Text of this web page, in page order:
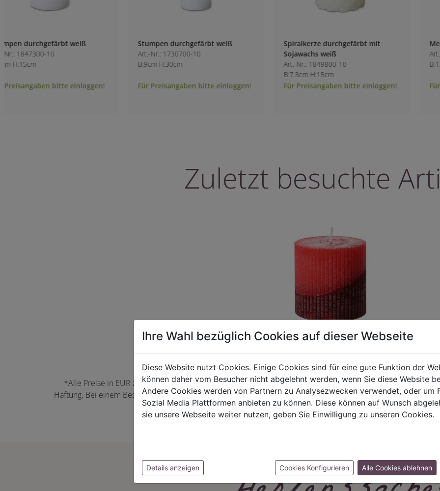
Stumpen durchgefärbt weiß
Art.-Nr.: 1730700-10
B:9cm H:30cm
Für Preisangaben bitte einloggen!
Spiralkerze durchgefärbt mit
Sojawachs weiß
Art.-Nr.: 1849800-10
Für Preisangaben bitte einloggen!
Mehrdochtkerze durchgefärbt creme
Art.-Nr.: 1848800-13
B:12.5cm H:12.5cm
Für Preisangaben bitte einloggen!
Zuletzt besuchte
*Alle Preise in EUR zzgl. der jeweils gültigen Mehrwertsteuer und Versandkosten. Für Irrtümer und
Haftung. Bei einem Bestellwert unter 50,00 EUR behalten wir uns die Berechnung eines
können Farbabweichungen zwischen der Bildschirmdarstellung und dem
Ihre Wahl bezüglich Cookies auf dieser Webseite
Diese Website nutzt Cookies. Einige Cookies sind für eine gute Funktion der
können daher vom Besucher nicht abgelehnt werden, wenn Sie diese Website
Andere Cookies werden von Partnern zu Analysezwecken verwendet, oder um
Sozial Media Plattformen anbieten zu können. Diese können auf Wunsch
sie unsere Webseite weiter nutzen, geben Sie Einwilligung zu unseren Cookies.
Details anzeigen Cookies Konfigurieren Alle Cookies ablehnen